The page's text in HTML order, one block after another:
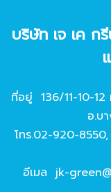
บริษัท เจ เค ก
ที่อยู่ 136/11-10-
อ.บ
โทร.02-920-8550,
อีเมล jk-